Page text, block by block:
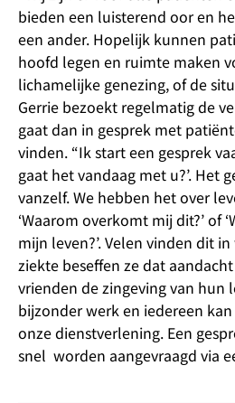
bieden een luisterend oor en
een ander. Hopelijk kunnen
hoofd legen en ruimte maken
lichamelijke genezing, of de
Gerrie bezoekt regelmatig de
gaat dan in gesprek met
vinden. “Ik start een gesprek
gaat het vandaag met u?’. Het
vanzelf. We hebben het over
‘Waarom overkomt mij dit?’ of
mijn leven?’. Velen vinden dit
ziekte beseffen ze dat
vrienden de zingeving van hun
bijzonder werk en iedereen
onze dienstverlening. Een
snel worden aangevraagd via